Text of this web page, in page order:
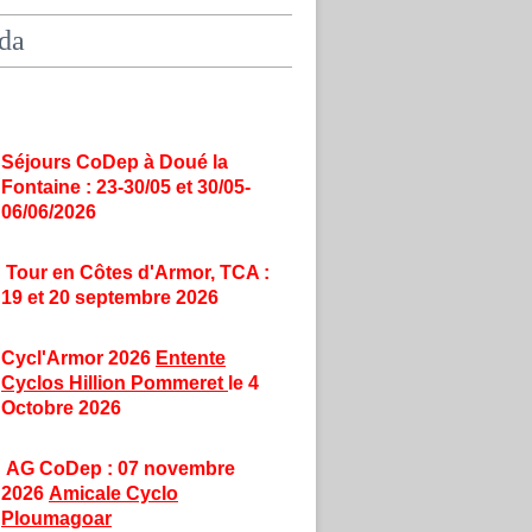
Séjours CoDep à Doué la
Fontaine : 23-30/05 et 30/05-
06/06/2026
Tour en Côtes d'Armor, TCA :
19 et 20 septembre 2026
Cycl'Armor 2026 Entente
Cyclos Hillion Pommeret le 4
Octobre 2026
AG CoDep : 07 novembre
2026 Amicale Cyclo
Ploumagoar